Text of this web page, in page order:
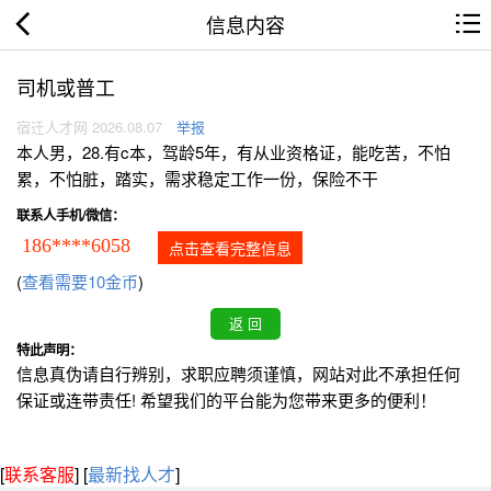
信息内容
司机或普工
宿迁人才网 2026.08.07 举报
本人男，28.有c本，驾龄5年，有从业资格证，能吃苦，不怕
累，不怕脏，踏实，需求稳定工作一份，保险不干
联系人手机/微信：
186****6058 点击查看完整信息
(查看需要10金币)
特此声明：
信息真伪请自行辨别，求职应聘须谨慎，网站对此不承担任何
保证或连带责任! 希望我们的平台能为您带来更多的便利！
[联系客服] [最新找人才]